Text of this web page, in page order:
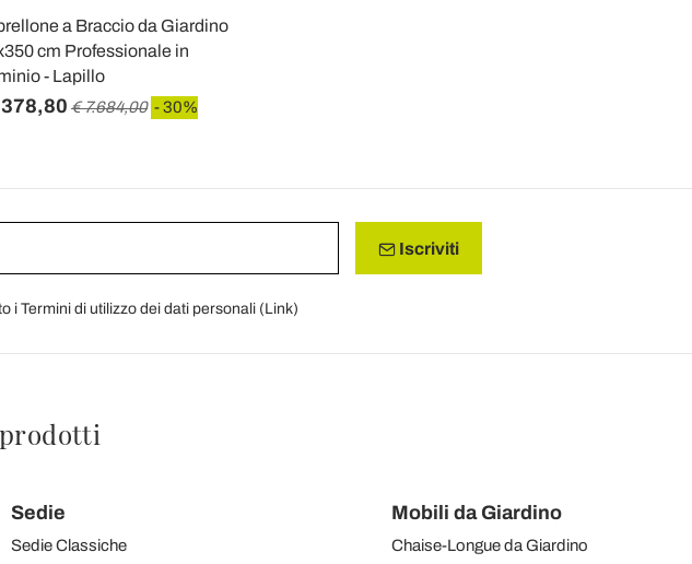
a Braccio da Giardino
cm Professionale in
- Lapillo
€ 7.684,00 - 30%
Iscriviti
i Termini di utilizzo dei dati personali (Link)
Sedie
Sedie Classiche
Mobili da Giardino
Chaise-Longue da Giardino